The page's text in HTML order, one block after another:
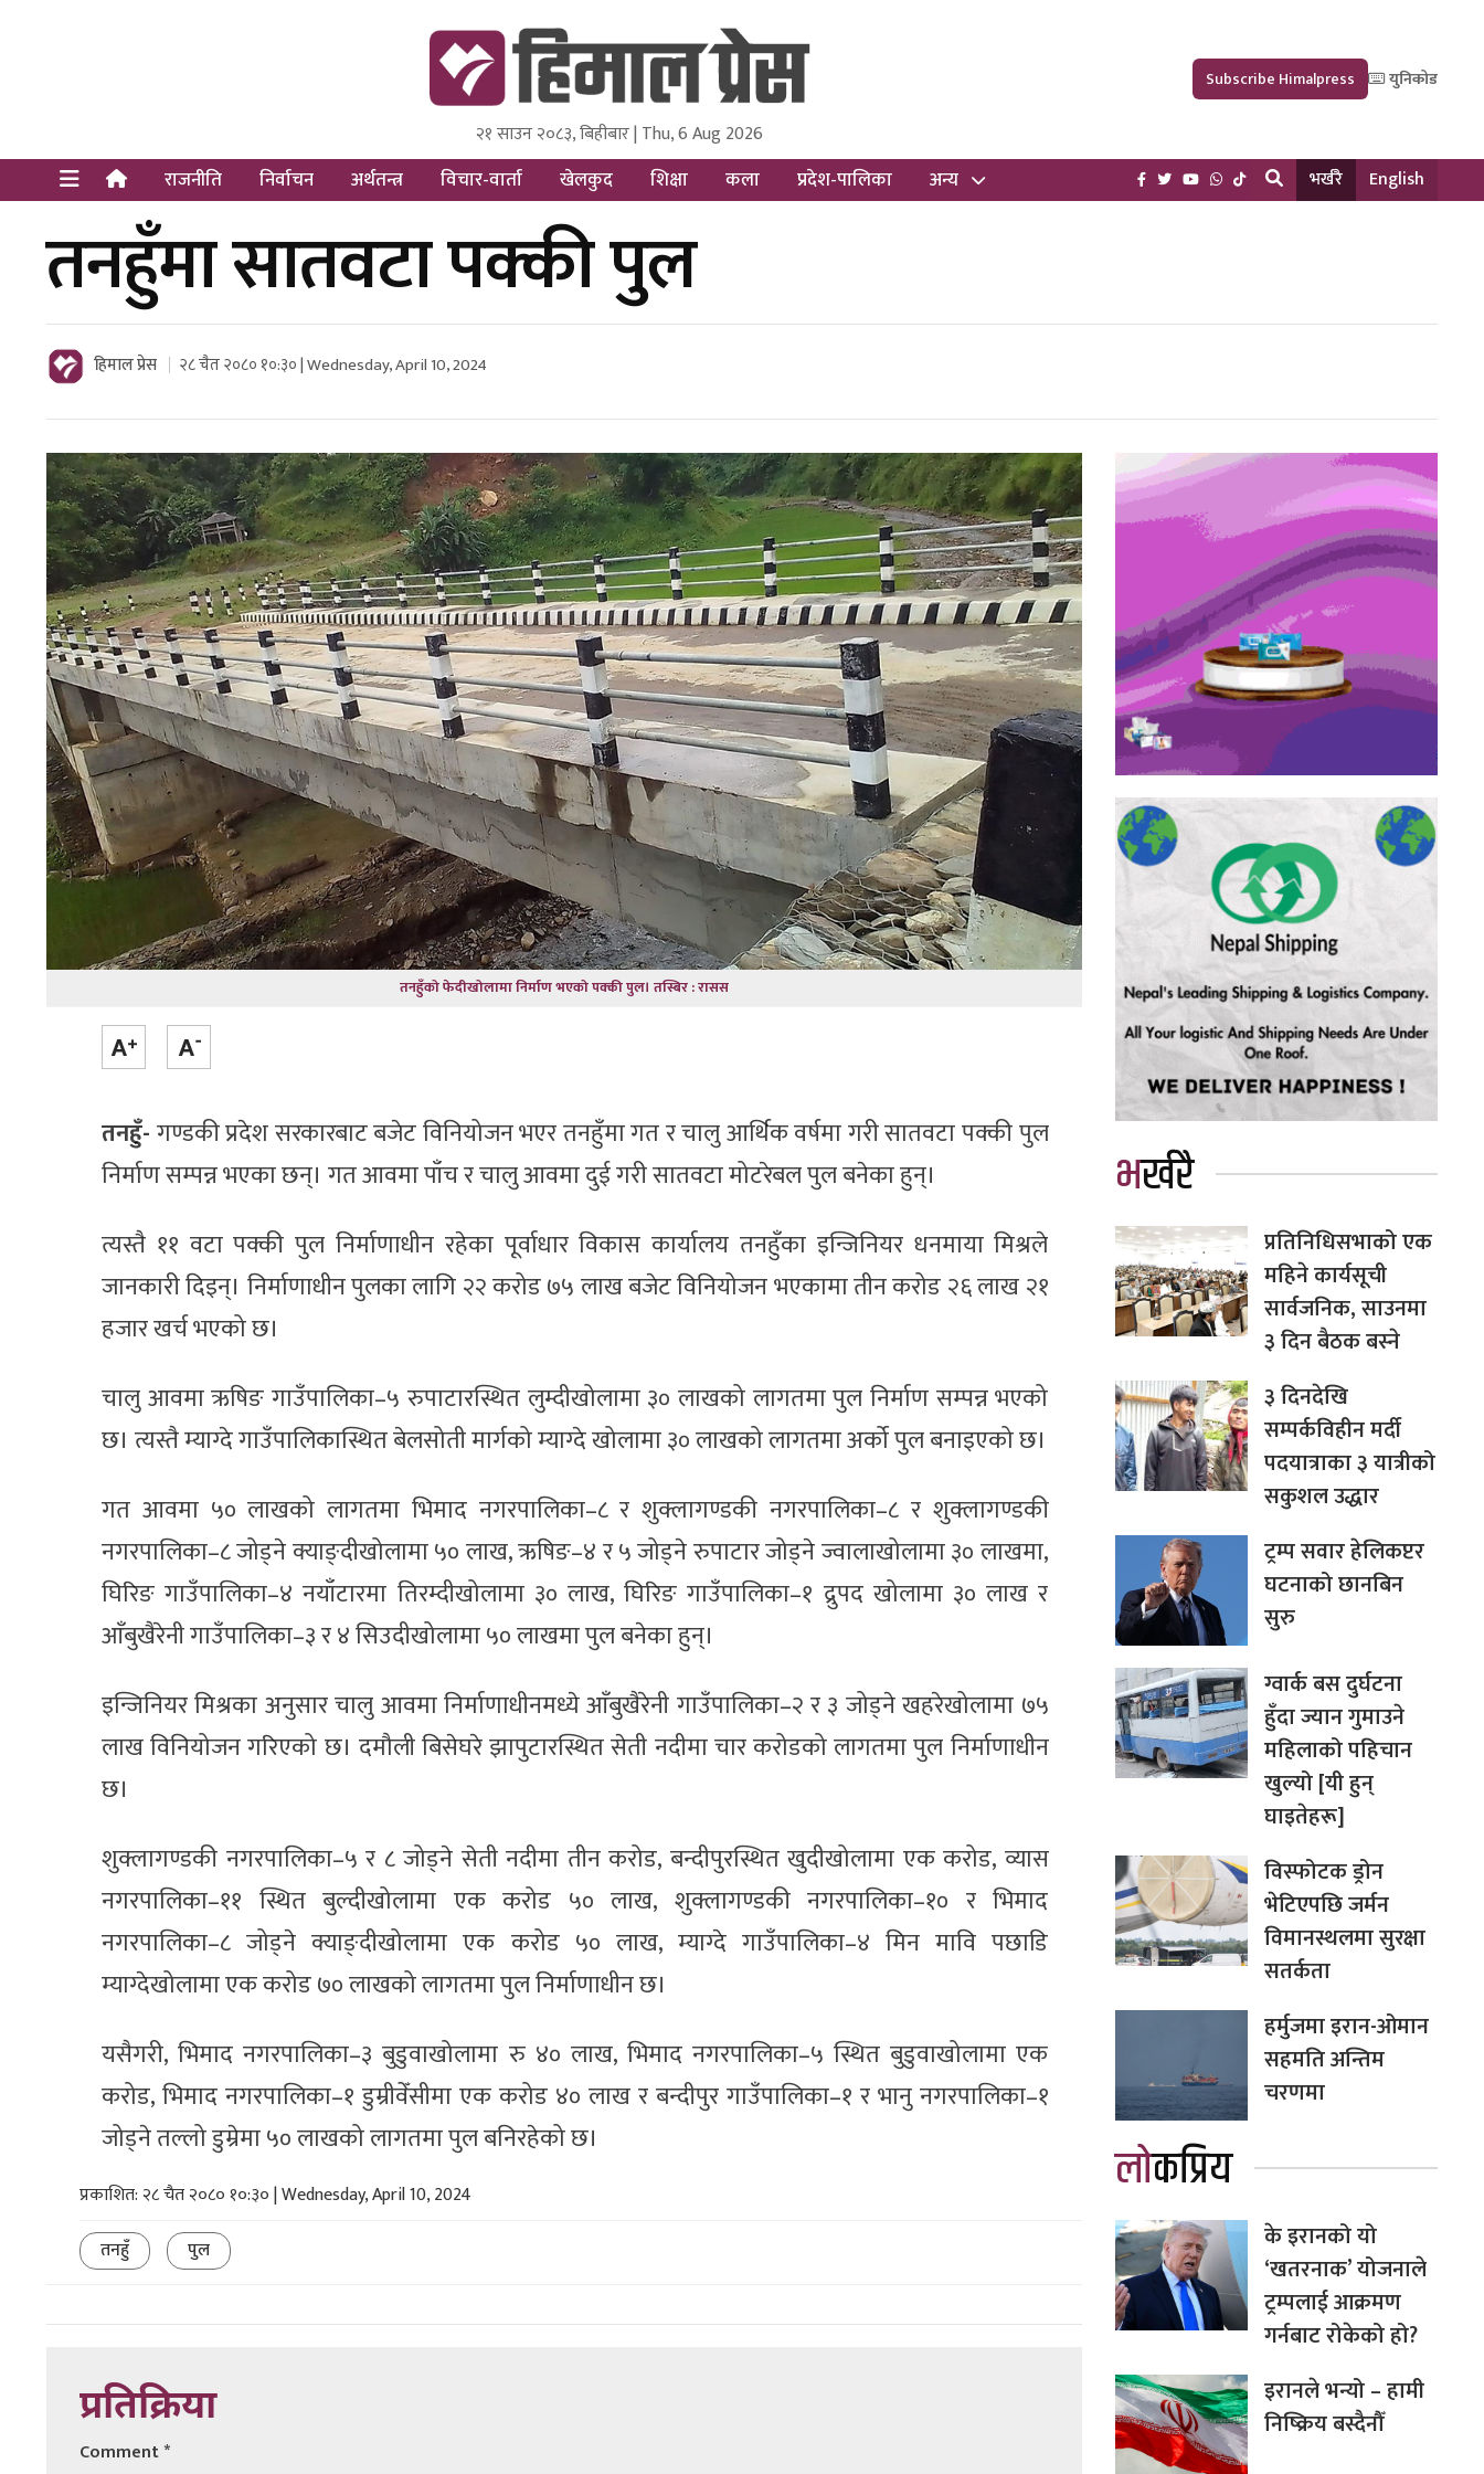
Himal Press
Dot NewsyNepal Media and Research Pvt Ltd.
२१ साउन २०८३, बिहीबार | Thu, 6 Aug 2026
Subscribe Himalpress युनिकोड
राजनीति निर्वाचन अर्थतन्त्र विचार-वार्ता खेलकुद शिक्षा कला प्रदेश-पालिका अन्य भर्खरै English
तनहुँमा सातवटा पक्की पुल
हिमाल प्रेस २८ चैत २०८० १०:३० | Wednesday, April 10, 2024
तनहुँको फेदीखोलामा निर्माण भएको पक्की पुल। तस्बिर : रासस
तनहुँ-गण्डकी प्रदेश सरकारबाट बजेट विनियोजन भएर तनहुँमा गत र चालु आर्थिक वर्षमा गरी सातवटा पक्की पुल
निर्माण सम्पन्न भएका छन्। गत आवमा पाँच र चालु आवमा दुई गरी सातवटा मोटरेबल पुल बनेका हुन्।
त्यस्तै ११ वटा पक्की पुल निर्माणाधीन रहेका पूर्वाधार विकास कार्यालय तनहुँका इन्जिनियर धनमाया मिश्रले
जानकारी दिइन्। निर्माणाधीन पुलका लागि २२ करोड ७५ लाख बजेट विनियोजन भएकामा तीन करोड २६ लाख २१
हजार खर्च भएको छ।
चालु आवमा ऋषिङ गाउँपालिका–५ रुपाटारस्थित लुम्दीखोलामा ३० लाखको लागतमा पुल निर्माण सम्पन्न भएको
छ। त्यस्तै म्याग्दे गाउँपालिकास्थित बेलसोती मार्गको म्याग्दे खोलामा ३० लाखको लागतमा अर्को पुल बनाइएको छ।
गत आवमा ५० लाखको लागतमा भिमाद नगरपालिका–८ र शुक्लागण्डकी नगरपालिका–८ र शुक्लागण्डकी
नगरपालिका–८ जोड्ने क्याङ्दीखोलामा ५० लाख, ऋषिङ–४ र ५ जोड्ने रुपाटार जोड्ने ज्वालाखोलामा ३० लाखमा,
घिरिङ गाउँपालिका–४ नयाँटारमा तिरम्दीखोलामा ३० लाख, घिरिङ गाउँपालिका–१ द्रुपद खोलामा ३० लाख र
आँबुखैरेनी गाउँपालिका–३ र ४ सिउदीखोलामा ५० लाखमा पुल बनेका हुन्।
इन्जिनियर मिश्रका अनुसार चालु आवमा निर्माणाधीनमध्ये आँबुखैरेनी गाउँपालिका–२ र ३ जोड्ने खहरेखोलामा ७५
लाख विनियोजन गरिएको छ। दमौली बिसेघरे झापुटारस्थित सेती नदीमा चार करोडको लागतमा पुल निर्माणाधीन
छ।
शुक्लागण्डकी नगरपालिका–५ र ८ जोड्ने सेती नदीमा तीन करोड, बन्दीपुरस्थित खुदीखोलामा एक करोड, व्यास
नगरपालिका–११ स्थित बुल्दीखोलामा एक करोड ५० लाख, शुक्लागण्डकी नगरपालिका–१० र भिमाद
नगरपालिका–८ जोड्ने क्याङ्दीखोलामा एक करोड ५० लाख, म्याग्दे गाउँपालिका–४ मिन मावि पछाडि
म्याग्देखोलामा एक करोड ७० लाखको लागतमा पुल निर्माणाधीन छ।
यसैगरी, भिमाद नगरपालिका–३ बुडुवाखोलामा रु ४० लाख, भिमाद नगरपालिका–५ स्थित बुडुवाखोलामा एक
करोड, भिमाद नगरपालिका–१ डुम्रीवेँसीमा एक करोड ४० लाख र बन्दीपुर गाउँपालिका–१ र भानु नगरपालिका–१
जोड्ने तल्लो डुम्रेमा ५० लाखको लागतमा पुल बनिरहेको छ।
प्रकाशित: २८ चैत २०८० १०:३० | Wednesday, April 10, 2024
तनहुँ
पुल
प्रतिक्रिया
Comment*
भर्खरै
प्रतिनिधिसभाको एक
महिने कार्यसूची
सार्वजनिक, साउनमा
३ दिन बैठक बस्ने
३ दिनदेखि
सम्पर्कविहीन मर्दी
पदयात्राका ३ यात्रीको
सकुशल उद्धार
ट्रम्प सवार हेलिकप्टर
घटनाको छानबिन
सुरु
ग्वार्क बस दुर्घटना
हुँदा ज्यान गुमाउने
महिलाको पहिचान
खुल्यो [यी हुन्
घाइतेहरू]
विस्फोटक ड्रोन
भेटिएपछि जर्मन
विमानस्थलमा सुरक्षा
सतर्कता
हर्मुजमा इरान-ओमान
सहमति अन्तिम
चरणमा
लोकप्रिय
के इरानको यो
‘खतरनाक’ योजनाले
ट्रम्पलाई आक्रमण
गर्नबाट रोकेको हो?
इरानले भन्यो – हामी
निष्क्रिय बस्दैनौँ